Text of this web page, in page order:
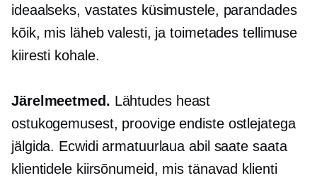
ideaalseks, vastates küsimustele, parandades
kõik, mis läheb valesti, ja toimetades tellimuse
kiiresti kohale.
Järelmeetmed. Lähtudes heast
ostukogemusest, proovige endiste ostlejatega
jälgida. Ecwidi armatuurlaua abil saate saata
klientidele kiirsõnumeid, mis tänavad klienti